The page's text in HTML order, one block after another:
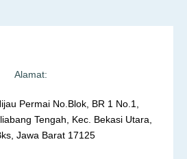
Alamat:
Permai No.Blok, BR 1 No.1,
Tengah, Kec. Bekasi Utara,
Jawa Barat 17125